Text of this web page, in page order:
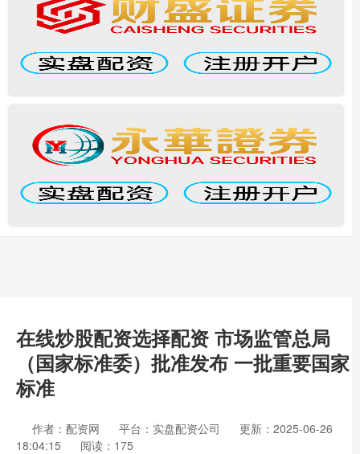
在线炒股配资选择配资 市场监管总局
（国家标准委）批准发布 一批重要国家
标准
作者：配资网 平台：实盘配资公司
更新：2025-06-26
18:04:15
阅读：175